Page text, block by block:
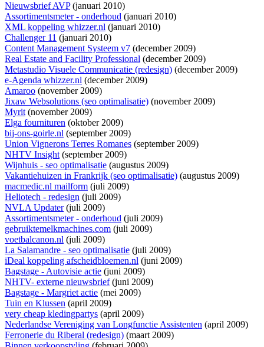
Nieuwsbrief AVP(januari 2010)
Assortimentsmeter - onderhoud (januari 2010)
XML koppeling whizzer.nl (januari 2010)
Challenger 11 (januari 2010)
Content Management Systeem v7 (december 2009)
Real Estate and Facility Professional (december 2009)
Metastudio Visuele Communicatie (redesign) (december 2009)
e-Agenda whizzer.nl (december 2009)
Amaroo (november 2009)
Jixaw Websolutions (seo optimalisatie) (november 2009)
Myrit(november 2009)
Elga fournituren (oktober 2009)
bij-ons-goirle.nl (september 2009)
Union Vignerons Terres Romanes (september 2009)
NHTV Insight(september 2009)
Wijnhuis - seo optimalisatie (augustus 2009)
Vakantiehuizen in Frankrijk (seo optimalisatie) (augustus 2009)
macmedic.nl mailform (juli 2009)
Heliotech - redesign (juli 2009)
NVLA Updater(juli 2009)
Assortimentsmeter - onderhoud (juli 2009)
gebruiktemelkmachines.com (juli 2009)
voetbalcanon.nl (juli 2009)
La Salamandre - seo optimalisatie (juli 2009)
iDeal koppeling afscheidbloemen.nl (juni 2009)
Bagstage - Autovisie actie (juni 2009)
NHTV- externe nieuwsbrief(juni 2009)
Bagstage - Margriet actie (mei 2009)
Tuin en Klussen (april 2009)
very cheap kledingpartys (april 2009)
Nederlandse Vereniging van Longfunctie Assistenten (april 2009)
Ferronerie du Riberal (redesign) (maart 2009)